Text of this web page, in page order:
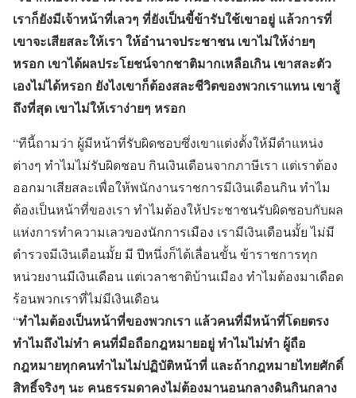
เราก็ยังมีเจ้าหน้าที่เลวๆ ที่ยังเป็นขี้ข้ารับใช้เขาอยู่ แล้วการที่
เขาจะเสียสละให้เรา ให้อำนาจประชาชน เขาไม่ให้ง่ายๆ
หรอก เขาได้ผลประโยชน์จากชาติมากเหลือเกิน เขาสละตัว
เองไม่ได้หรอก ยังไงเขาก็ต้องสละชีวิตของพวกเราแทน เขาสู้
ถึงที่สุด เขาไม่ให้เราง่ายๆ หรอก
“ทีนี้ถามว่า ผู้มีหน้าที่รับผิดชอบซึ่งเขาแต่งตั้งให้มีตำแหน่ง
ต่างๆ ทำไมไม่รับผิดชอบ กินเงินเดือนจากภาษีเรา แต่เราต้อง
ออกมาเสียสละเพื่อให้พนักงานราชการมีเงินเดือนกิน ทำไม
ต้องเป็นหน้าที่ของเรา ทำไมต้องให้ประชาชนรับผิดชอบกับผล
แห่งการทำความเลวของนักการเมือง เรามีเงินเดือนมั้ย ไม่มี
ตำรวจมีเงินเดือนมั้ย มี ปีหนึ่งก็ได้เลื่อนขั้น ข้าราชการทุก
หน่วยงานมีเงินเดือน แต่เวลาชาติบ้านเมือง ทำไมต้องมาเดือด
ร้อนพวกเราที่ไม่มีเงินเดือน
“ทำไมต้องเป็นหน้าที่ของพวกเรา แล้วคนที่มีหน้าที่โดยตรง
ทำไมถึงไม่ทำ คนที่มือถือกฎหมายอยู่ ทำไมไม่ทำ ผู้ถือ
กฎหมายทุกคนทำไมไม่ปฏิบัติหน้าที่ และถ้ากฎหมายไทยศักดิ์
สิทธิ์จริงๆ นะ คนธรรมดาคงไม่ต้องมานอนกลางดินกินกลาง